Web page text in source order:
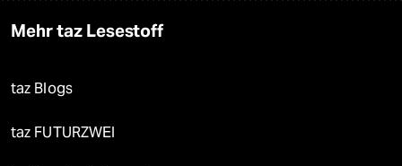
Mehr taz Lesestoff
taz Blogs
taz FUTURZWEI